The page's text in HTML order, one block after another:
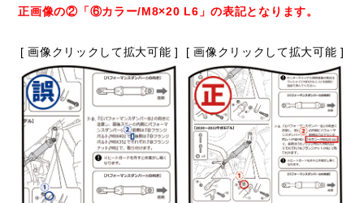
正画像の②「⑥カラー/M8×20 L6」の表記となります。
[ 画像クリックして拡大可能 ] [ 画像クリックして拡大可能 ]